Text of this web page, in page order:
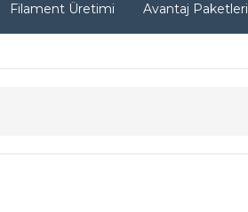
Filament Üretimi Avantaj Paketleri